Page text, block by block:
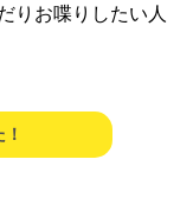
りお喋りしたい人